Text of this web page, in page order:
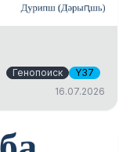
Генопоиск
Y37
16.07.2026